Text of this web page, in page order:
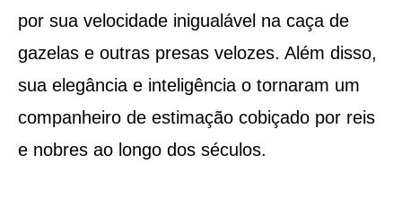
por sua velocidade inigualável na caça de
gazelas e outras presas velozes. Além disso,
sua elegância e inteligência o tornaram um
companheiro de estimação cobiçado por reis
e nobres ao longo dos séculos.